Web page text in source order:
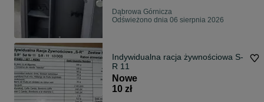
Dąbrowa Górnicza
Odświeżono dnia 06 sierpnia 2026
Indywidualna racja żywnościowa S-
R 11
Nowe
10 zł